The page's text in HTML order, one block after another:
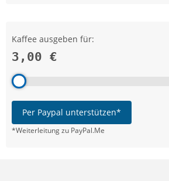
Kaffee ausgeben für:
3,00 €
Per Paypal unterstützen*
*Weiterleitung zu PayPal.Me